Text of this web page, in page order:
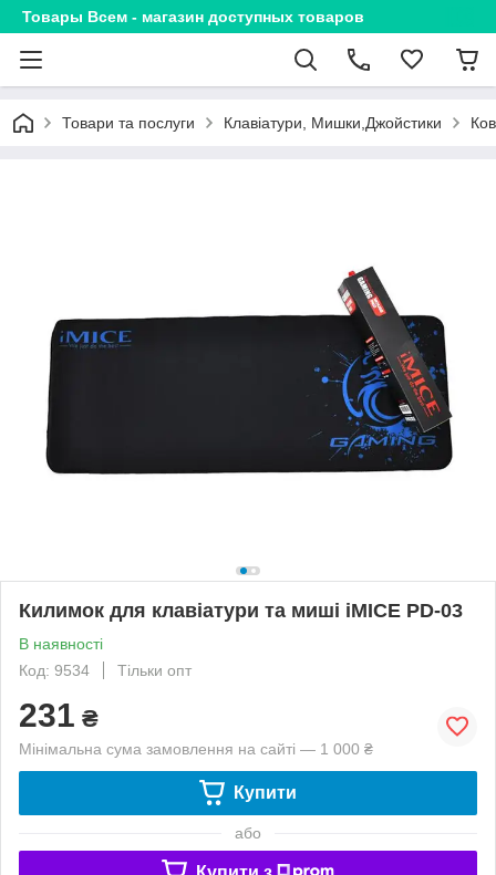
Товары Всем - магазин доступных товаров
Товари та послуги Клавіатури, Мишки,Джойстики
Килимок для клавіатури та миші iMICE PD-03
В наявності
Код: 9534
Тільки опт
231 ₴
Мінімальна сума замовлення на сайті — 1 000 ₴
Купити
або